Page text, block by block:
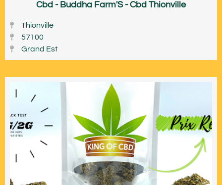
Cbd - Buddha Farm'S - Cbd Thionville
Thionville
57100
Grand Est